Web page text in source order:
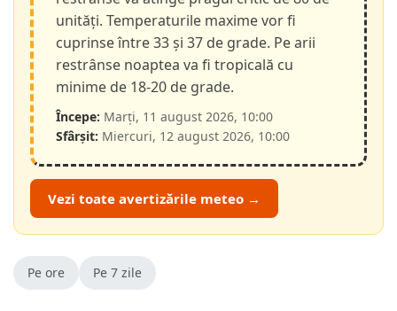
unități. Temperaturile maxime vor fi
cuprinse între 33 și 37 de grade. Pe arii
restrânse noaptea va fi tropicală cu
minime de 18-20 de grade.
Începe: Marți, 11 august 2026, 10:00
Sfârșit: Miercuri, 12 august 2026, 10:00
Vezi toate avertizările meteo →
Pe ore Pe 7 zile